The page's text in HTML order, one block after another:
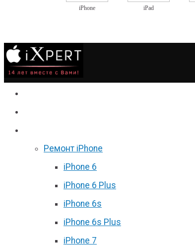
iPhone iPad
Ремонт iPhone
iPhone 6
iPhone 6 Plus
iPhone 6s
iPhone 6s Plus
iPhone 7